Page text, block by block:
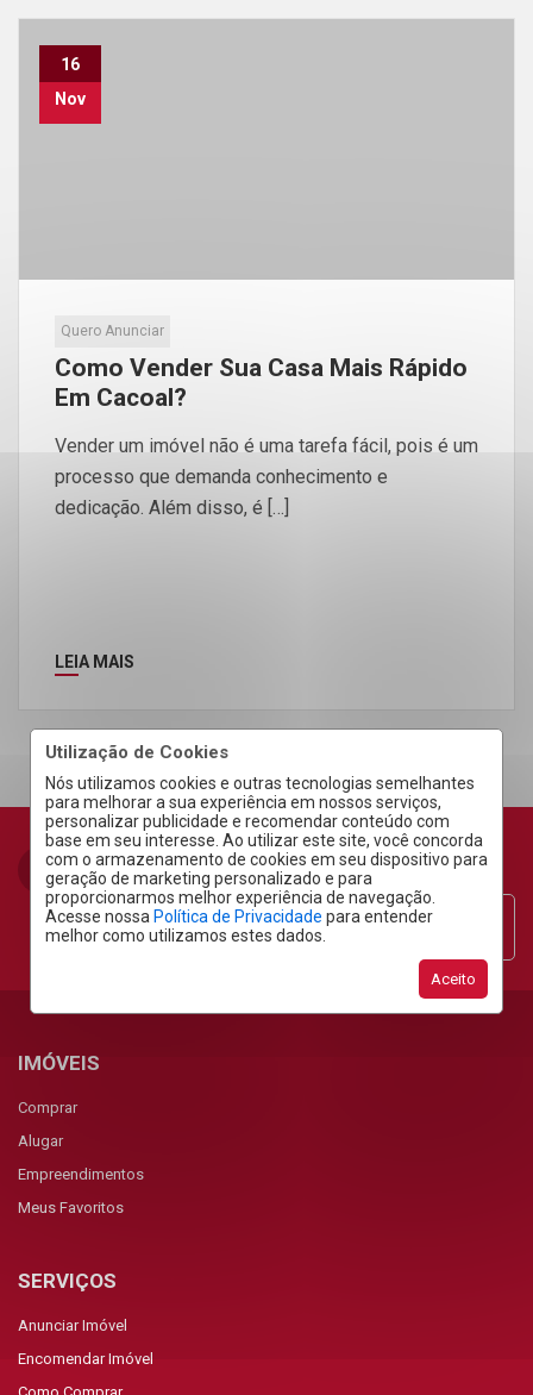
Utilização de Cookies
Nós utilizamos cookies e outras tecnologias semelhantes
para melhorar a sua experiência em nossos serviços,
personalizar publicidade e recomendar conteúdo com
base em seu interesse. Ao utilizar este site, você concorda
com o armazenamento de cookies em seu dispositivo para
geração de marketing personalizado e para
proporcionarmos melhor experiência de navegação.
Acesse nossa Política de Privacidade para entender
melhor como utilizamos estes dados.
Aceito
16
Nov
Quero Anunciar
Como Vender Sua Casa Mais Rápido
Em Cacoal?
Vender um imóvel não é uma tarefa fácil, pois é um
processo que demanda conhecimento e
dedicação. Além disso, é […]
LEIA MAIS
Área do Cliente
IMÓVEIS
Comprar
Alugar
Empreendimentos
Meus Favoritos
SERVIÇOS
Anunciar Imóvel
Encomendar Imóvel